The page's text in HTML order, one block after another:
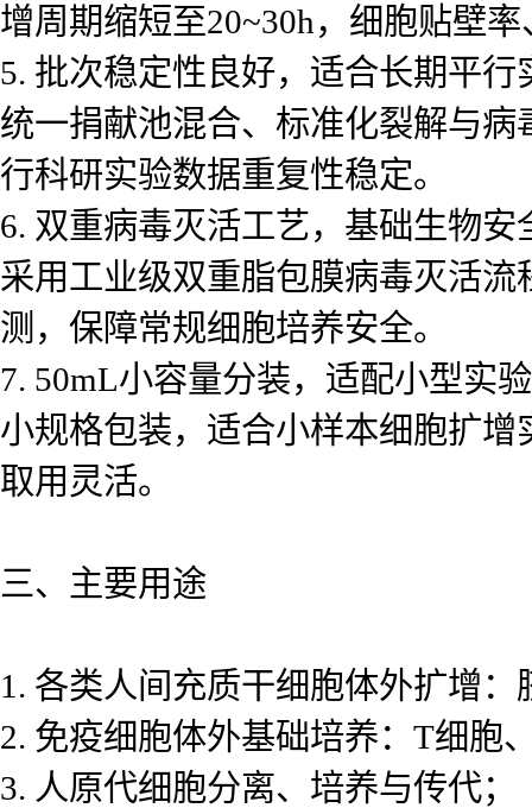
增周期缩短至20~30h，细胞贴壁
5. 批次稳定性良好，适合长期平行
统一捐献池混合、标准化裂解与
行科研实验数据重复性稳定。
6. 双重病毒灭活工艺，基础生物安
采用工业级双重脂包膜病毒灭活
测，保障常规细胞培养安全。
7. 50mL小容量分装，适配小型实
小规格包装，适合小样本细胞扩
取用灵活。
三、主要用途
1. 各类人间充质干细胞体外扩增
2. 免疫细胞体外基础培养：T细胞
3. 人原代细胞分离、培养与传代；